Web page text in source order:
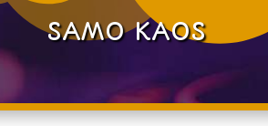
SAMO KAOS